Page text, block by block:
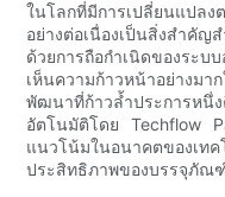
ในโลกที่มีการเปลี่ยนแป
อย่างต่อเนื่องเป็นสิ่งสำคัญ
ด้วยการถือกำเนิดของร
เห็นความก้าวหน้าอย่างม
พัฒนาที่ก้าวล้ำประการหนึ่ง
อัตโนมัติโดย Techflow
แนวโน้มในอนาคตของเท
ประสิทธิภาพของบรรจุภัณ